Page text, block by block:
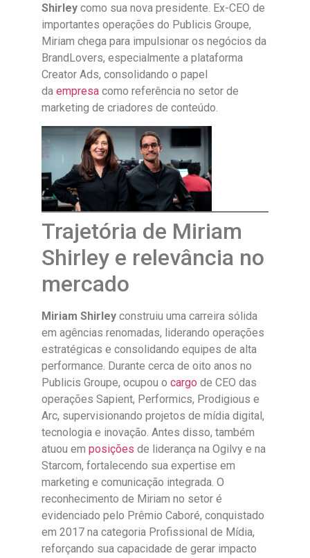
Shirley como sua nova presidente. Ex-CEO de
importantes operações do Publicis Groupe,
Miriam chega para impulsionar os negócios da
BrandLovers, especialmente a plataforma
Creator Ads, consolidando o papel
da empresa como referência no setor de
marketing de criadores de conteúdo.
Trajetória de Miriam
Shirley e relevância no
mercado
Miriam Shirley construiu uma carreira sólida
em agências renomadas, liderando operações
estratégicas e consolidando equipes de alta
performance. Durante cerca de oito anos no
Publicis Groupe, ocupou o cargo de CEO das
operações Sapient, Performics, Prodigious e
Arc, supervisionando projetos de mídia digital,
tecnologia e inovação. Antes disso, também
atuou em posições de liderança na Ogilvy e na
Starcom, fortalecendo sua expertise em
marketing e comunicação integrada. O
reconhecimento de Miriam no setor é
evidenciado pelo Prêmio Caboré, conquistado
em 2017 na categoria Profissional de Mídia,
reforçando sua capacidade de gerar impacto